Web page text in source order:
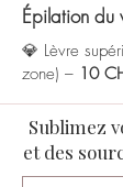
Épilation du
💎 Lèvre
zone) – 10
Sublimez
et des